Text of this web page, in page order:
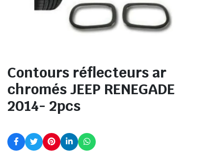
Contours réflecteurs ar
chromés JEEP RENEGADE
2014- 2pcs